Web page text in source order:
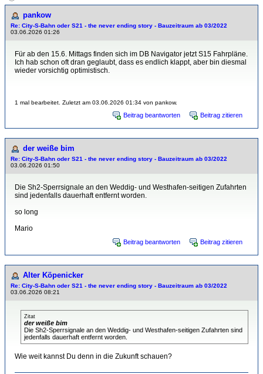
pankow
Re: City-S-Bahn oder S21 - the never ending story - Bauzeitraum ab 03/2022
03.06.2026 01:26
Für ab den 15.6. Mittags finden sich im DB Navigator jetzt S15 Fahrpläne.
Ich hab schon oft dran geglaubt, dass es endlich klappt, aber bin diesmal
wieder vorsichtig optimistisch.
1 mal bearbeitet. Zuletzt am 03.06.2026 01:34 von pankow.
Beitrag beantworten Beitrag zitieren
der weiße bim
Re: City-S-Bahn oder S21 - the never ending story - Bauzeitraum ab 03/2022
03.06.2026 01:50
Die Sh2-Sperrsignale an den Weddig- und Westhafen-seitigen Zufahrten
sind jedenfalls dauerhaft entfernt worden.
so long
Mario
Beitrag beantworten Beitrag zitieren
Alter Köpenicker
Re: City-S-Bahn oder S21 - the never ending story - Bauzeitraum ab 03/2022
03.06.2026 08:21
Zitat
der weiße bim
Die Sh2-Sperrsignale an den Weddig- und Westhafen-seitigen Zufahrten sind
jedenfalls dauerhaft entfernt worden.
Wie weit kannst Du denn in die Zukunft schauen?